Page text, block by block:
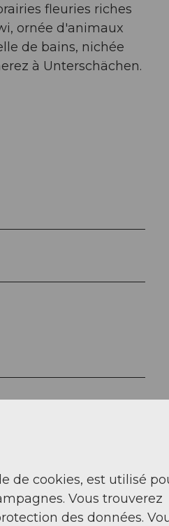
fleuries riches
ornée d'animaux
de bains, nichée
à Unterschächen.
de cookies, est utilisé
Vous trouverez
des données.